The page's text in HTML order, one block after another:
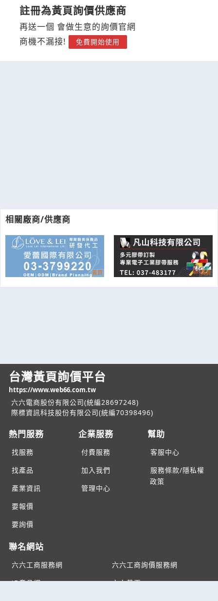
註冊為黃頁詢價供應商
再送一個 會做生意的詢價官網
商機不漏接!
免費開始使用
相關廠商/供應商
台灣黃頁詢價平台
https://www.web66.com.tw
六六電商股份有限公司(統編28697248)
際標資訊科技股份有限公司(統編70398496)
熱門服務
找服務
找產品
產業資訊
要報價
要詢價
企業服務
付費服務
加入我們
管理中心
幫助
客服中心
服務條款/隱私權
政策
聯名網站
六六工商服務網
六六工商詢價服務網
JB產品網
六六黃頁